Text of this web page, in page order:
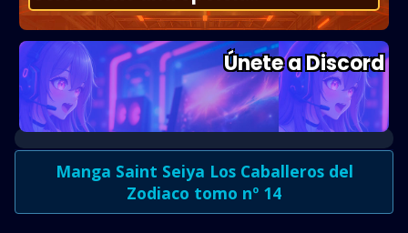
Únete a Discord
Manga Saint Seiya Los Caballeros del
Zodiaco tomo nº 14